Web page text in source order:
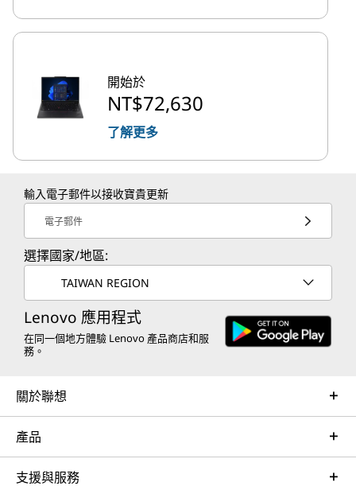
開始於
NT$72,630
了解更多
輸入電子郵件以接收寶貴更新
電子郵件
選擇國家/地區:
TAIWAN REGION
Lenovo 應用程式
在同一個地方體驗 Lenovo 產品商店和服
務。
關於聯想
產品
支援與服務